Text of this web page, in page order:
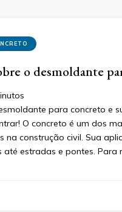
o desmoldante
para concreto e
O concreto é um dos
na construção civil. Sua
até estradas e pontes. Para